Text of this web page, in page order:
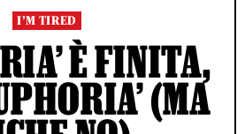
I’M TIRED
È FINITA,
(MA